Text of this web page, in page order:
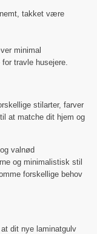
takket være
minimal
travle husejere.
stilarter, farver
at matche dit hjem og
valnød
og minimalistisk stil
forskellige behov
dit nye laminatgulv